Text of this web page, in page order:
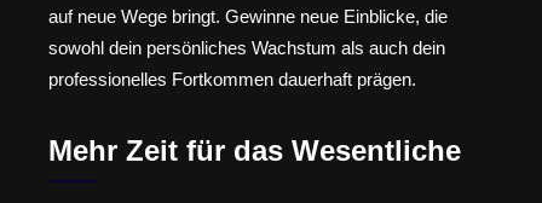
auf neue Wege bringt. Gewinne neue Einblicke, die
sowohl dein persönliches Wachstum als auch dein
professionelles Fortkommen dauerhaft prägen.
Mehr Zeit für das Wesentliche